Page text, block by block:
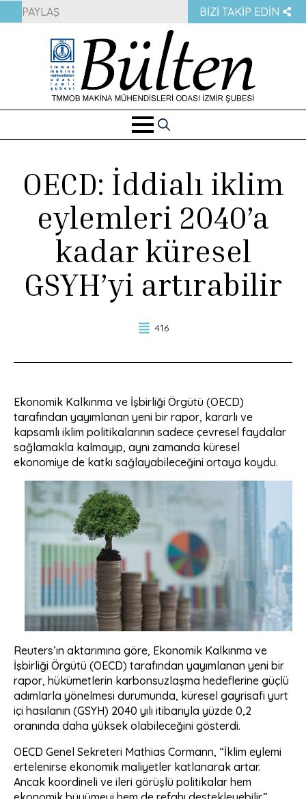
PAYLAŞ BIZI TAKIP EDIN
Search
OECD: İddialı iklim
eylemleri 2040’a
kadar küresel
GSYH’yi artırabilir
416
Ekonomik Kalkınma ve İşbirliği Örgütü (OECD)
tarafından yayımlanan yeni bir rapor, kararlı ve
kapsamlı iklim politikalarının sadece çevresel faydalar
sağlamakla kalmayıp, aynı zamanda küresel
ekonomiye de katkı sağlayabileceğini ortaya koydu.
Reuters’ın aktarımına göre, Ekonomik Kalkınma ve
İşbirliği Örgütü (OECD) tarafından yayımlanan yeni bir
rapor, hükümetlerin karbonsuzlaşma hedeflerine güçlü
adımlarla yönelmesi durumunda, küresel gayrisafi yurt
içi hasılanın (GSYH) 2040 yılı itibarıyla yüzde 0,2
oranında daha yüksek olabileceğini gösterdi.
OECD Genel Sekreteri Mathias Cormann, “İklim eylemi
ertelenirse ekonomik maliyetler katlanarak artar.
Ancak koordineli ve ileri görüşlü politikalar hem